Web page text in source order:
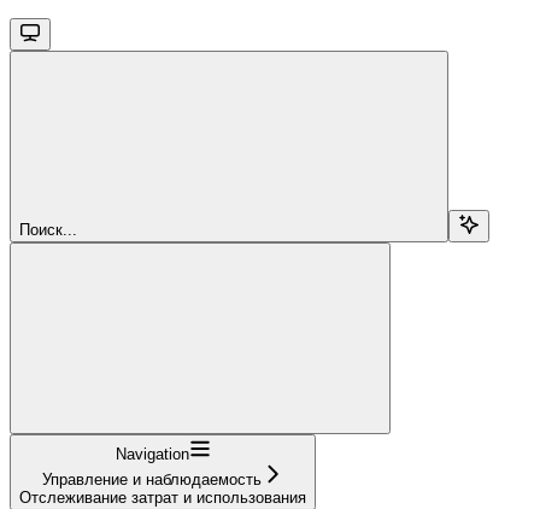
Поиск...
Navigation
Управление и наблюдаемость
Отслеживание затрат и использования